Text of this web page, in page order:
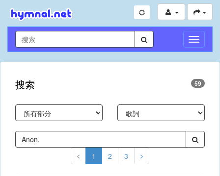
切
換
導
搜索 59
1 2 3